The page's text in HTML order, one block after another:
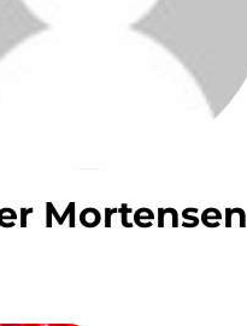
Mortensen